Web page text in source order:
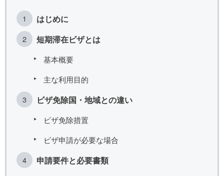
はじめに
短期滞在ビザとは
基本概要
主な利用目的
ビザ免除国・地域との違い
ビザ免除措置
ビザ申請が必要な場合
申請要件と必要書類